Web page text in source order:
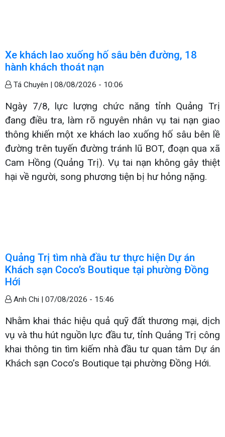
Xe khách lao xuống hố sâu bên đường, 18
hành khách thoát nạn
Tá Chuyên | 08/08/2026 - 10:06
Ngày 7/8, lực lượng chức năng tỉnh Quảng Trị
đang điều tra, làm rõ nguyên nhân vụ tai nạn giao
thông khiến một xe khách lao xuống hố sâu bên lề
đường trên tuyến đường tránh lũ BOT, đoạn qua xã
Cam Hồng (Quảng Trị). Vụ tai nạn không gây thiệt
hại về người, song phương tiện bị hư hỏng nặng.
Quảng Trị tìm nhà đầu tư thực hiện Dự án
Khách sạn Coco’s Boutique tại phường Đồng
Hới
Anh Chi | 07/08/2026 - 15:46
Nhằm khai thác hiệu quả quỹ đất thương mại, dịch
vụ và thu hút nguồn lực đầu tư, tỉnh Quảng Trị công
khai thông tin tìm kiếm nhà đầu tư quan tâm Dự án
Khách sạn Coco’s Boutique tại phường Đồng Hới.